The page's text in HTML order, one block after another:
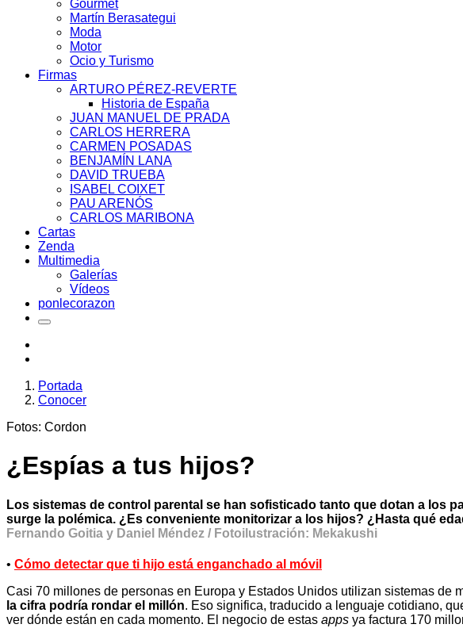
Gourmet
Martín Berasategui
Moda
Motor
Ocio y Turismo
Firmas
ARTURO PÉREZ-REVERTE
Historia de España
JUAN MANUEL DE PRADA
CARLOS HERRERA
CARMEN POSADAS
BENJAMÍN LANA
DAVID TRUEBA
ISABEL COIXET
PAU ARENÓS
CARLOS MARIBONA
Cartas
Zenda
Multimedia
Galerías
Vídeos
ponlecorazon
Portada
Conocer
Fotos: Cordon
¿Espías a tus hijos?
Los sistemas de control parental se han sofisticado tanto que dotan a los
surge la polémica. ¿Es conveniente monitorizar a los hijos? ¿Hasta qué
Fernando Goitia y Daniel Méndez / Fotoilustración: Mekakushi
• Cómo detectar que ti hijo está enganchado al móvil
Casi 70 millones de personas en Europa y Estados Unidos utilizan sistemas de
la cifra podría rondar el millón. Eso significa, traducido a lenguaje cotidiano,
ver dónde están en cada momento. El negocio de estas apps ya factura 170